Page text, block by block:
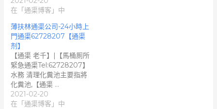
在「通渠博客」中
薄扶林通渠公司-24小時上
門通渠62728207【通渠
剂】
【通渠 老千】|【馬桶厠所
緊急通渠Tel:62728207】
水務 清理化糞池主要指將
化糞池,【通渠 …
2021-02-20
在「通渠博客」中